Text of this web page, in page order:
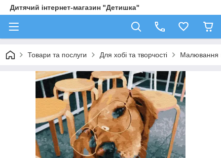
Дитячий інтернет-магазин "Детишка"
Товари та послуги Для хобі та творчості Малювання